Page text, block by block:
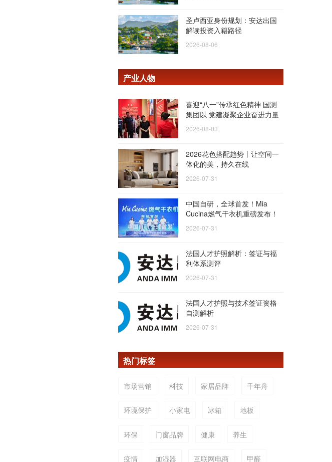
圣卢西亚身份规划：安达出国
解读投资入籍路径
2026-08-06
产业人物
喜迎“八一”传承红色精神 国测
集团以 党建凝聚企业奋进力量
2026-08-03
2026花色搭配趋势丨让空间一
体化的美，持久在线
2026-07-31
中国自研，全球首发！Mia
Cucina燃气干衣机重磅发布！
2026-07-31
法国人才护照解析：签证与福
利体系测评
2026-07-31
法国人才护照与技术签证资格
自测解析
2026-07-31
热门标签
市场营销 科技 家居品牌 千年舟
环境保护 小家电 冰箱 地板
环保 门窗品牌 健康 养生
疫情 加湿器 互联网电商 甲醛